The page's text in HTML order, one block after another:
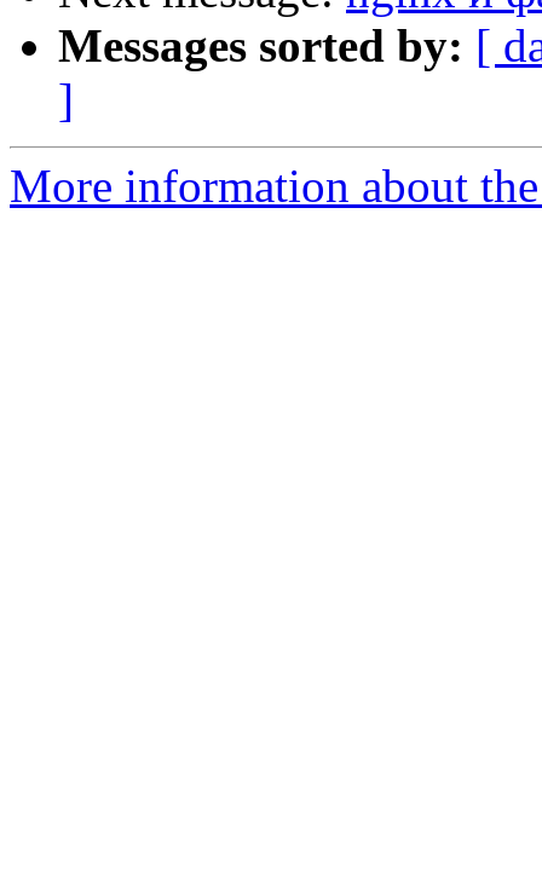
Messages sorted by: [
]
More information about